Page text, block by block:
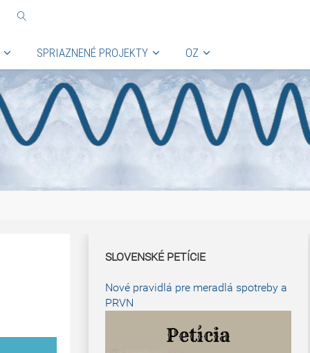
SPRIAZNENÉ PROJEKTY OZ
SLOVENSKÉ PETÍCIE
Nové pravidlá pre meradlá spotreby a
PRVN